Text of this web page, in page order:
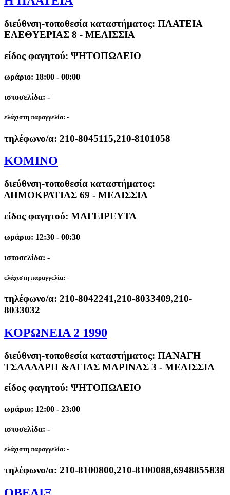
διεύθνση-τοποθεσία καταστήματος: ΠΛΑΤΕΙΑ
ΕΛΕΘΥΕΡΙΑΣ 8 - ΜΕΛΙΣΣΙΑ
είδος φαγητού: ΨΗΤΟΠΩΛΕΙΟ
ωράριο: 18:00 - 00:00
ιστοσελίδα: -
ελάχιστη παραγγελία: -
τηλέφωνο/α: 210-8045115,210-8101058
ΚΟΜΙΝΟ
διεύθνση-τοποθεσία καταστήματος:
ΔΗΜΟΚΡΑΤΙΑΣ 69 - ΜΕΛΙΣΣΙΑ
είδος φαγητού: ΜΑΓΕΙΡΕΥΤΑ
ωράριο: 12:30 - 00:30
ιστοσελίδα: -
ελάχιστη παραγγελία: -
τηλέφωνο/α: 210-8042241,210-8033409,210-
8033032
ΚΟΡΩΝΕΙΑ 2 1990
διεύθνση-τοποθεσία καταστήματος: ΠΑΝΑΓΗ
ΤΣΑΛΔΑΡΗ &ΑΓΙΑΣ ΜΑΡΙΝΑΣ 3 - ΜΕΛΙΣΣΙΑ
είδος φαγητού: ΨΗΤΟΠΩΛΕΙΟ
ωράριο: 12:00 - 23:00
ιστοσελίδα: -
ελάχιστη παραγγελία: -
τηλέφωνο/α: 210-8100800,210-8100088,6948855838